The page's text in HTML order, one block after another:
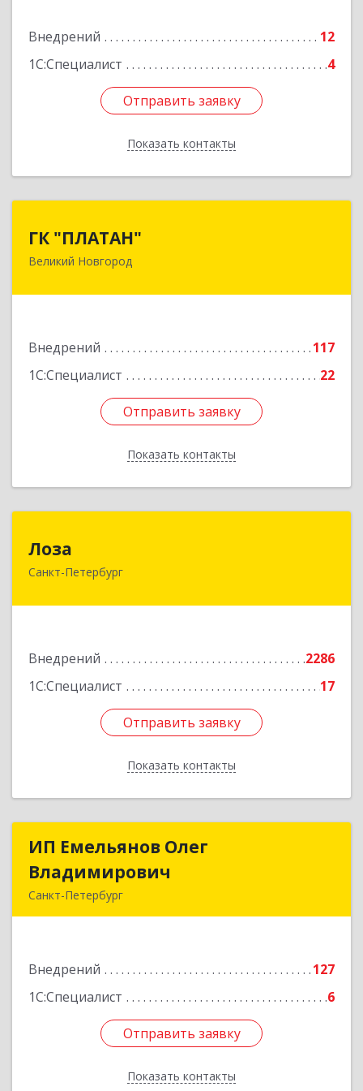
Внедрений
12
1С:Специалист
4
Отправить заявку
Показать контакты
Подробнее
Отправить заявку
Назад
ГК "ПЛАТАН"
Великий Новгород
Внедрений
117
1С:Специалист
22
Отправить заявку
Показать контакты
173003, Новгородская обл, Великий Новгород
Подробнее
Отправить заявку
Назад
Лоза
Санкт-Петербург
Внедрений
2286
1С:Специалист
17
Отправить заявку
Показать контакты
194044, Санкт-Петербург г, Выборгская наб,
Отправить заявку
Назад
ИП Емельянов Олег
Владимирович
Санкт-Петербург
Внедрений
127
1С:Специалист
6
Отправить заявку
Показать контакты
ИП Емельянов Олег
Подробнее
Отправить заявку
Назад